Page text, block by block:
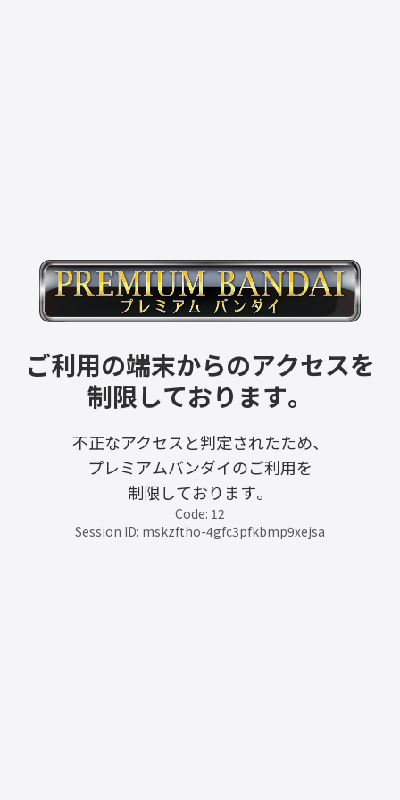
ご利用の端末からのアクセスを
制限しております。
不正なアクセスと判定されたため、
プレミアムバンダイのご利用を
制限しております。
Code: 12
Session ID: mskzftho-4gfc3pfkbmp9xejsa